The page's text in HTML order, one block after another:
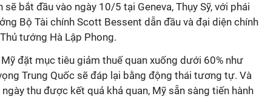
bắt đầu vào ngày 10/5 tại Geneva, Thụy Sỹ, với phái
Bộ Tài chính Scott Bessent dẫn đầu và đại diện chính
tướng Hà Lập Phong.
đặt mục tiêu giảm thuế quan xuống dưới 60% như
Trung Quốc sẽ đáp lại bằng động thái tương tự. Và
thu được kết quả khả quan, Mỹ sẵn sàng tiến hành